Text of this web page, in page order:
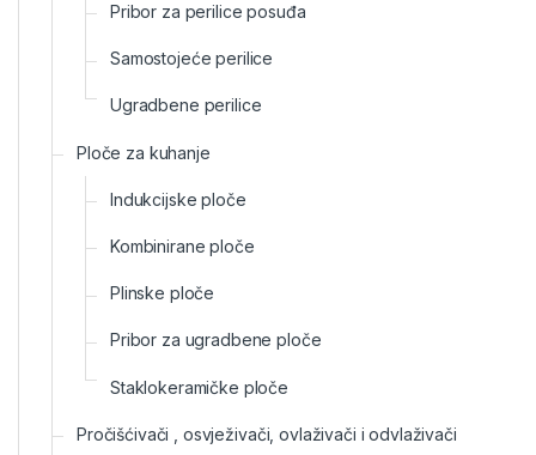
Pribor za perilice posuđa
Samostojeće perilice
Ugradbene perilice
Ploče za kuhanje
Indukcijske ploče
Kombinirane ploče
Plinske ploče
Pribor za ugradbene ploče
Staklokeramičke ploče
Pročišćivači , osvježivači, ovlaživači i odvlaživači